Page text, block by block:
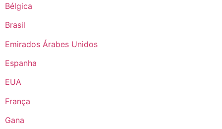
Bélgica
Brasil
Emirados Árabes Unidos
Espanha
EUA
França
Gana